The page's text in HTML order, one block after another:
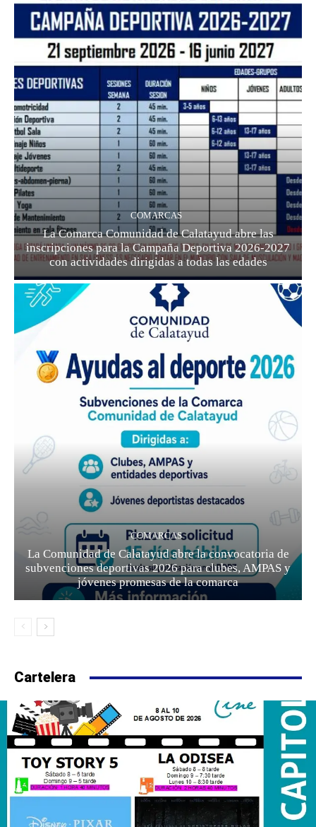
COMARCAS
La Comarca Comunidad de Calatayud abre las
inscripciones para la Campaña Deportiva 2026-2027
con actividades dirigidas a todas las edades
COMARCAS
La Comunidad de Calatayud abre la convocatoria de
subvenciones deportivas 2026 para clubes, AMPAS y
jóvenes promesas de la comarca
Cartelera